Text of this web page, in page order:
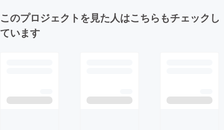
このプロジェクトを見た人はこちらもチェックし
ています